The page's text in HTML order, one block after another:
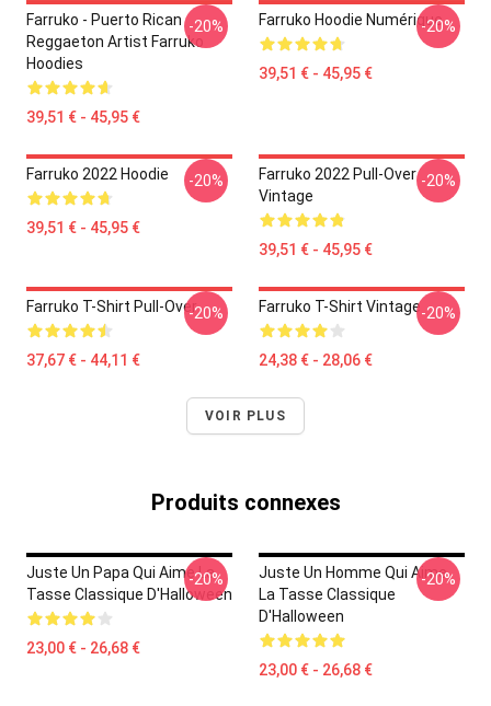
Farruko - Puerto Rican
Reggaeton Artist Farruko
Hoodies
39,51 € - 45,95 €
-20% Farruko Hoodie Numérique
39,51 € - 45,95 €
-20%
Farruko 2022 Hoodie
39,51 € - 45,95 €
-20%
Farruko 2022 Pull-Over
Vintage
39,51 € - 45,95 €
-20%
Farruko T-Shirt Pull-Over
37,67 € - 44,11 €
-20% Farruko T-Shirt Vintage
24,38 € - 28,06 €
-20%
VOIR PLUS
Produits connexes
Juste Un Papa Qui Aime La
Tasse Classique D'Halloween
23,00 € - 26,68 €
-20%
Juste Un Homme Qui Aime
La Tasse Classique
D'Halloween
23,00 € - 26,68 €
-20%